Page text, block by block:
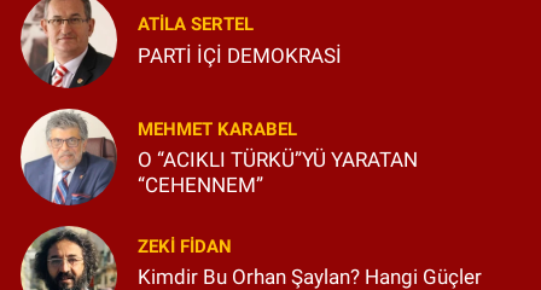
ATILA SERTEL
PARTİ İÇİ DEMOKRASİ
MEHMET KARABEL
O “ACIKLI TÜRKÜ”YÜ YARATAN
“CEHENNEM”
ZEKI FIDAN
Kimdir Bu Orhan Şaylan? Hangi Güçler